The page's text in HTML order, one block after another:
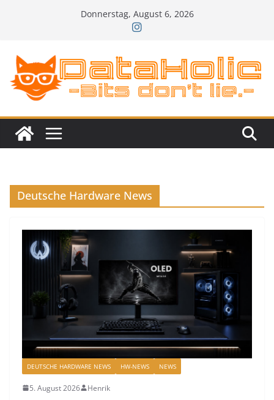
Donnerstag, August 6, 2026
Deutsche Hardware News
DEUTSCHE HARDWARE NEWS HW-NEWS NEWS
5. August 2026 Henrik